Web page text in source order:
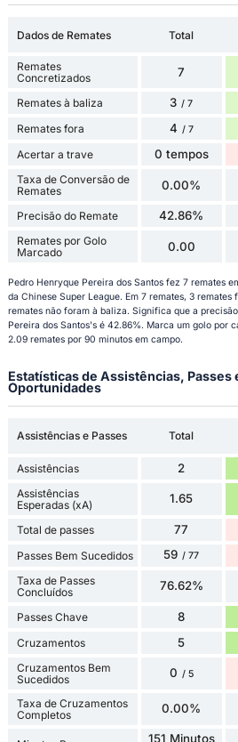
Dados de Remates Total
Remates
Concretizados
7
Remates à baliza 3 / 7
Remates fora 4 / 7
Acertar a trave 0 tempos
Taxa de Conversão de
Remates
0.00%
Precisão do Remate 42.86%
Remates por Golo
Marcado
0.00
Pedro Henryque Pereira dos Santos fez 7 remates
da Chinese Super League. Em 7 remates, 3
remates não foram à baliza. Significa que a
Pereira dos Santos's é 42.86%. Marca um golo por
2.09 remates por 90 minutos em campo.
Estatísticas de Assistências, Passes
Oportunidades
Assistências e Passes Total
Assistências 2
Assistências
Esperadas (xA)
1.65
Total de passes 77
Passes Bem Sucedidos 59 / 77
Taxa de Passes
Concluídos
76.62%
Passes Chave 8
Cruzamentos 5
Cruzamentos Bem
Sucedidos
0 / 5
Taxa de Cruzamentos
Completos
0.00%
151 Minutos